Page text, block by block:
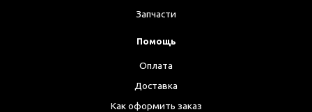
Запчасти
Помощь
Оплата
Доставка
Как оформить заказ